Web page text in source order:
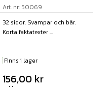
Art. nr: 50069
32 sidor. Svampar och bär.
Korta faktatexter ...
Finns i lager
156,00 kr